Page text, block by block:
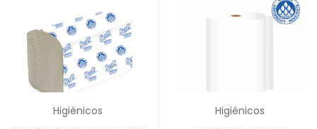
Higiénicos Higiénicos